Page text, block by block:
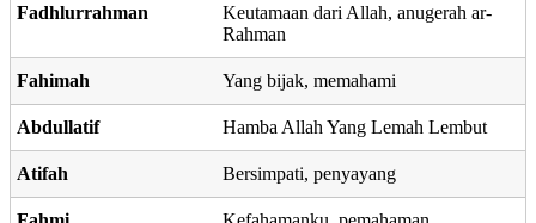
Fadhlurrahman
Keutamaan dari Allah, anugerah ar-
Rahman
Fahimah Yang bijak, memahami
Abdullatif Hamba Allah Yang Lemah Lembut
Atifah Bersimpati, penyayang